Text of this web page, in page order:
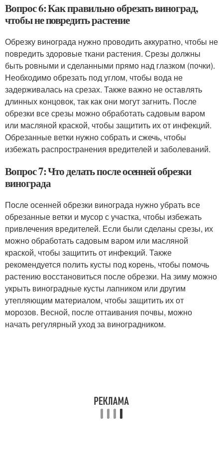
Вопрос 6: Как правильно обрезать виноград,
чтобы не повредить растение
Обрезку винограда нужно проводить аккуратно, чтобы не
повредить здоровые ткани растения. Срезы должны
быть ровными и сделанными прямо над глазком (почки).
Необходимо обрезать под углом, чтобы вода не
задерживалась на срезах. Также важно не оставлять
длинных концовок, так как они могут загнить. После
обрезки все срезы можно обработать садовым варом
или масляной краской, чтобы защитить их от инфекций.
Обрезанные ветки нужно собрать и сжечь, чтобы
избежать распространения вредителей и заболеваний.
Вопрос 7: Что делать после осенней обрезки
винограда
После осенней обрезки винограда нужно убрать все
обрезанные ветки и мусор с участка, чтобы избежать
привлечения вредителей. Если были сделаны срезы, их
можно обработать садовым варом или масляной
краской, чтобы защитить от инфекций. Также
рекомендуется полить кусты под корень, чтобы помочь
растению восстановиться после обрезки. На зиму можно
укрыть виноградные кусты лапником или другим
утепляющим материалом, чтобы защитить их от
морозов. Весной, после оттаивания почвы, можно
начать регулярный уход за виноградником.